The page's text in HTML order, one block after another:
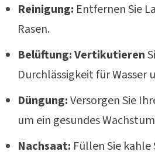
Reinigung: Entfernen Sie
Rasen.
Belüftung:Vertikutieren
Durchlässigkeit für Wasser
Düngung:Versorgen Sie
um ein gesundes
Nachsaat: Füllen Sie